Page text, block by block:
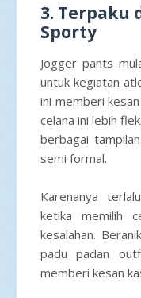
3. Terpaku
Sporty
Jogger pants
untuk kegiatan
ini memberi
celana ini lebih
berbagai
semi formal.
Karenanya
ketika memilih
kesalahan.
padu padan
memberi kesan